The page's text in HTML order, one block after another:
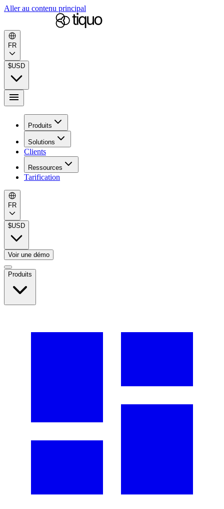
Aller au contenu principal
FR
$USD
Produits
Solutions
Clients
Ressources
Tarification
FR
$USD
Voir une démo
Produits